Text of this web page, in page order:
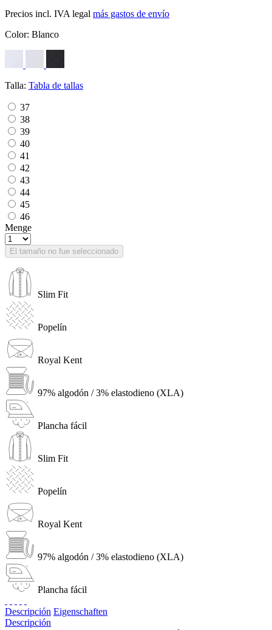
Precios incl. IVA legal más gastos de envío
Color: Blanco
Talla: Tabla de tallas
37
38
39
40
41
42
43
44
45
46
Menge
El tamaño no fue seleccionado
Slim Fit
Popelín
Royal Kent
97% algodón / 3% elastodieno (XLA)
Plancha fácil
Slim Fit
Popelín
Royal Kent
97% algodón / 3% elastodieno (XLA)
Plancha fácil
Descripción Eigenschaften
Descripción